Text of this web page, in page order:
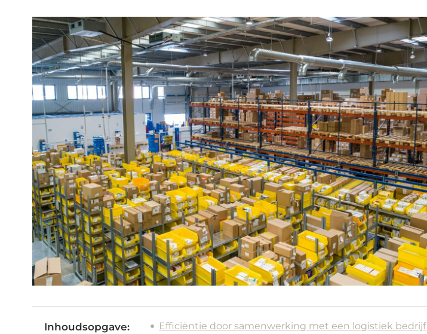
Inhoudsopgave:
Efficiëntie door samenwerking met een logistiek bedrijf